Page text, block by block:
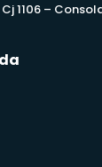
1106 –